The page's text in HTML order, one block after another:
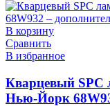
В корзину
Сравнить
В избранное
Кварцевый SPC
Нью-Йорк